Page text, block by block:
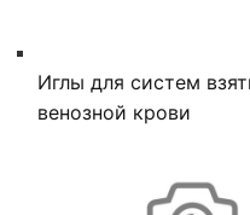
Иглы для систем
венозной крови